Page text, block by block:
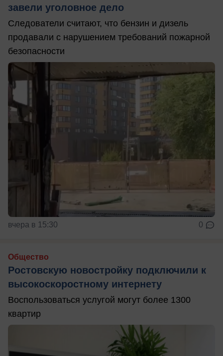
завели уголовное дело
Следователи считают, что бензин и дизель
продавали с нарушением требований пожарной
безопасности
вчера в 15:30 0
Общество
Ростовскую новостройку подключили к
высокоскоростному интернету
Воспользоваться услугой могут более 1300
квартир